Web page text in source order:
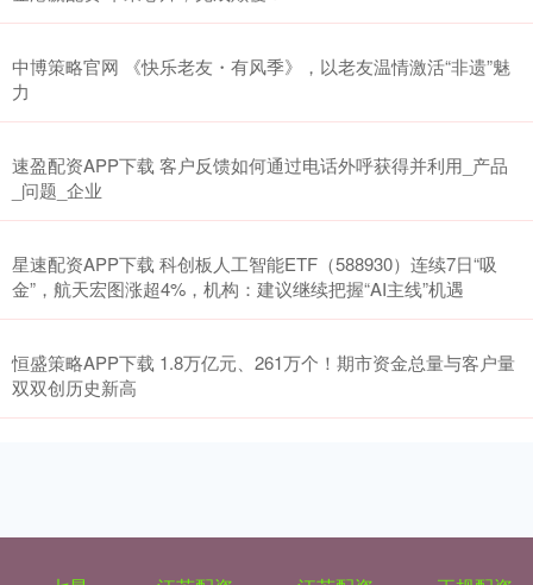
中博策略官网 《快乐老友・有风季》，以老友温情激活“非遗”魅
力
速盈配资APP下载 客户反馈如何通过电话外呼获得并利用_产品
_问题_企业
星速配资APP下载 科创板人工智能ETF（588930）连续7日“吸
金”，航天宏图涨超4%，机构：建议继续把握“AI主线”机遇
恒盛策略APP下载 1.8万亿元、261万个！期市资金总量与客户量
双双创历史新高